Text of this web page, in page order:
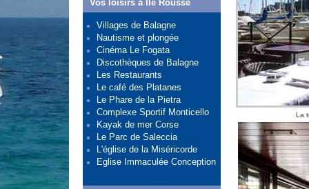
La
Vos loisirs à Ile Rousse
Villages de Balagne
Nautisme et plongée
Cinéma Le Fogata
Discothèques de Balagne
Les Restaurants
Le café des Platanes
Le Phare de la Pietra
Complexe Sportif Monticello
Kayak de mer Corse
Le Parc de Saleccia
L'église de la Miséricorde
Eglise Immaculée Conception